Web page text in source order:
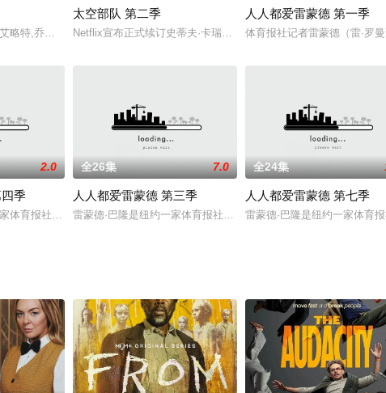
略特,乔安娜·加西亚,希瑟·海德利,卡尔森·罗兰德
太空部队 第二季
Netflix宣布正式续订史蒂夫·卡瑞尔领衔主演的喜剧剧集《太空部队
人人都爱雷蒙德 第一季
体育报社记者雷蒙德（雷·罗
岁的女儿艾利以及一对两岁的双胞胎，迈克和杰夫里，一起住在纽约长岛一栋
2.0
季
体育报社的记者。他与妻子戴博拉、四岁的女儿艾利以及一对两岁的双胞胎，
全26集 7.0
人人都爱雷蒙德 第三季
雷蒙德·巴隆是纽约一家体育报社的记者。他与妻子戴博拉、四岁
全24集
人人都爱雷蒙德 第七季
雷蒙德·巴隆是纽约一家体育